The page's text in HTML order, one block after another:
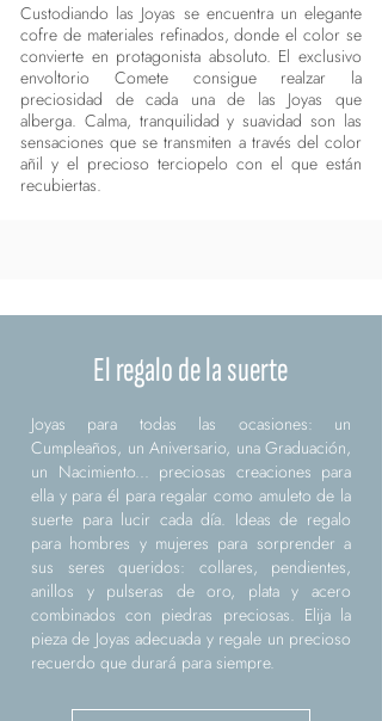
Custodiando las Joyas se encuentra un elegante
cofre de materiales refinados, donde el color se
convierte en protagonista absoluto. El exclusivo
envoltorio Comete consigue realzar la
preciosidad de cada una de las Joyas que
alberga. Calma, tranquilidad y suavidad son las
sensaciones que se transmiten a través del color
añil y el precioso terciopelo con el que están
recubiertas.
El regalo de la suerte
Joyas para todas las ocasiones: un
Cumpleaños, un Aniversario, una Graduación,
un Nacimiento... preciosas creaciones para
ella y para él para regalar como amuleto de la
suerte para lucir cada día. Ideas de regalo
para hombres y mujeres para sorprender a
sus seres queridos: collares, pendientes,
anillos y pulseras de oro, plata y acero
combinados con piedras preciosas. Elija la
pieza de Joyas adecuada y regale un precioso
recuerdo que durará para siempre.